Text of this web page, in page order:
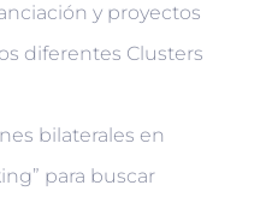
y proyectos
diferentes Clusters
bilaterales en
para buscar